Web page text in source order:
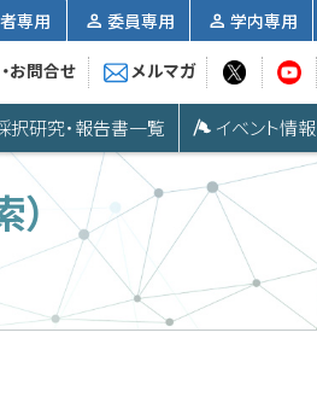
択研究・報告書一覧 イベント情報
専用 委員専用 学内専用
お問合せ メルマガ